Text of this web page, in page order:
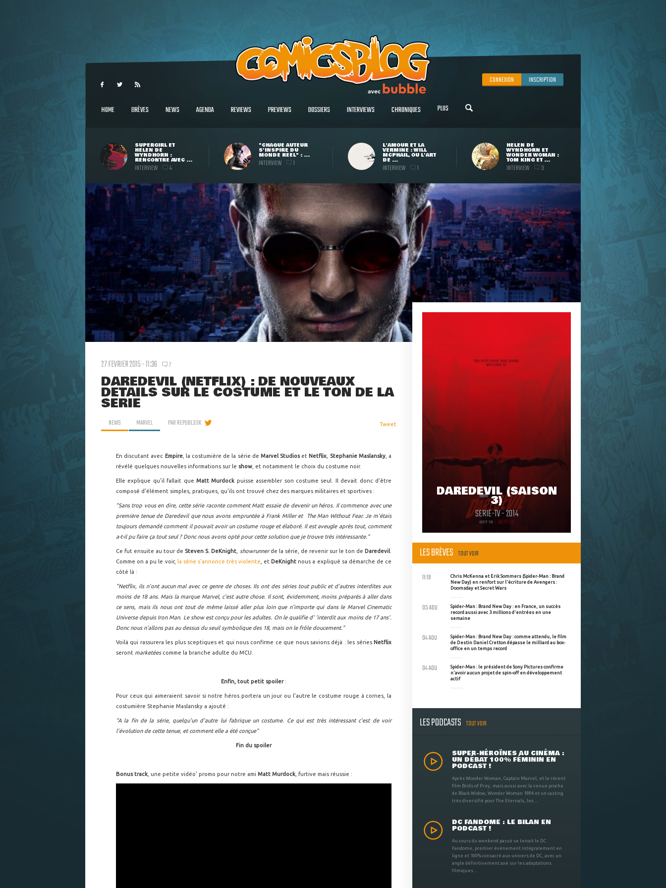
CONNEXION INSCRIPTION
HOME BRÈVES NEWS AGENDA REVIEWS PREVIEWS DOSSIERS INTERVIEWS CHRONIQUES PLUS
SUPERGIRL ET
HELEN DE
WYNDHORN :
RENCONTRE AVEC ...
INTERVIEW 4
"CHAQUE AUTEUR
S'INSPIRE DU
MONDE RÉEL" : ...
INTERVIEW 1
L'AMOUR ET LA
VERMINE : WILL
MCPHAIL, OU L'ART
DE ...
INTERVIEW 1
HELEN DE
WYNDHORN ET
WONDER WOMAN :
TOM KING ET ...
INTERVIEW 3
27 FEVRIER 2015 - 11:36 7
DAREDEVIL (NETFLIX) : DE NOUVEAUX
DÉTAILS SUR LE COSTUME ET LE TON DE LA
SÉRIE
NEWS MARVEL PARREPUBL33K Tweet
En discutant avec Empire, la costumière de la série de Marvel Studioset Netflix Stephanie Maslansky, a
révélé quelques nouvelles informations sur le show , et notamment le choix du costume noir.
Elle explique qu'il fallait que Matt Murdock puisse assembler son costume seul. Il devait donc d'être
composé d'élément simples, pratiques, qu'ils ont trouvé chez des marques militaires et sportives :
"Sans trop vous en dire, cette série raconte comment Matt essaie de devenir un héros. Il commence avec une
première tenue de Daredevil que nous avons empruntée à Frank Miller et The Man Without Fear. Je m'étais
toujours demandé comment il pouvait avoir un costume rouge et élaboré. Il est aveugle après tout, comment
a-t-il pu faire ça tout seul ? Donc nous avons opté pour cette solution que je trouve très intéressante."
Ce fut ensuite au tour de Steven S. DeKnight showrunnerde la série, de revenir sur le ton de Daredevil
Comme on a pu le voir, la série s'annonce très violente , et DeKnight nous a expliqué sa démarche de ce
côté là :
"Netflix, ils n'ont aucun mal avec ce genre de choses. Ils ont des séries tout public et d'autres interdites aux
moins de 18 ans. Mais la marque Marvel, c'est autre chose. Il sont, évidemment, moins préparés à aller dans
ce sens, mais ils nous ont tout de même laissé aller plus loin que n'importe qui dans le Marvel Cinematic
Universe depuis Iron Man. Le show est conçu pour les adultes. On le qualifie d' 'interdit aux moins de 17 ans'.
Donc nous n'allons pas au dessus du seuil symbolique des 18, mais on le frôle doucement."
Voilà qui rassurera les plus sceptiques et qui nous confirme ce que nous savions déjà : les séries Netflix
seront marketéescomme la branche adulte du MCU.
Enfin, tout petit spoiler:
Pour ceux qui aimeraient savoir si notre héros portera un jour ou l'autre le costume rouge à cornes, la
costumière Stephanie Maslansky a ajouté :
"A la fin de la série, quelqu'un d'autre lui fabrique un costume. Ce qui est très intéressant c'est de voir
l'évolution de cette tenue, et comment elle a été conçue"
Fin du spoiler
Bonus track , une petite vidéo' promo pour notre ami Matt Murdock , furtive mais réussie :
DAREDEVIL (SAISON
3)
SERIE-TV - 2014
LES BRÈVES TOUT VOIR
Chris McKenna et Erik Sommers (Spider-Man : Brand
New Day) en renfort sur l'écriture de Avengers :
Doomsday et Secret Wars
11:19
Spider-Man : Brand New Day : en France, un succès
record aussi avec 3 millions d'entrées en une
semaine
05 AOU
Spider-Man : Brand New Day : comme attendu, le film
de Destin Daniel Cretton dépasse le milliard au box-
office en un temps record
04 AOU
Spider-Man : le président de Sony Pictures confirme
n'avoir aucun projet de spin-off en développement
actif
04 AOU
LES PODCASTS TOUT VOIR
SUPER-HÉROÏNES AU CINÉMA :
UN DÉBAT 100% FÉMININ EN
PODCAST !
Après Wonder Woman, Captain Marvel, et le récent
film Birds of Prey, mais aussi avec la venue proche
de Black Widow, Wonder Woman 1984 et un casting
très diversifié pour The Eternals, les ...
DC FANDOME : LE BILAN EN
PODCAST !
Au cours du weekend passé se tenait le DC
Fandome, premier évènement intégralement en
ligne et 100% consacré aux univers de DC, avec un
angle définitivement axé sur les adaptations
filmiques ...